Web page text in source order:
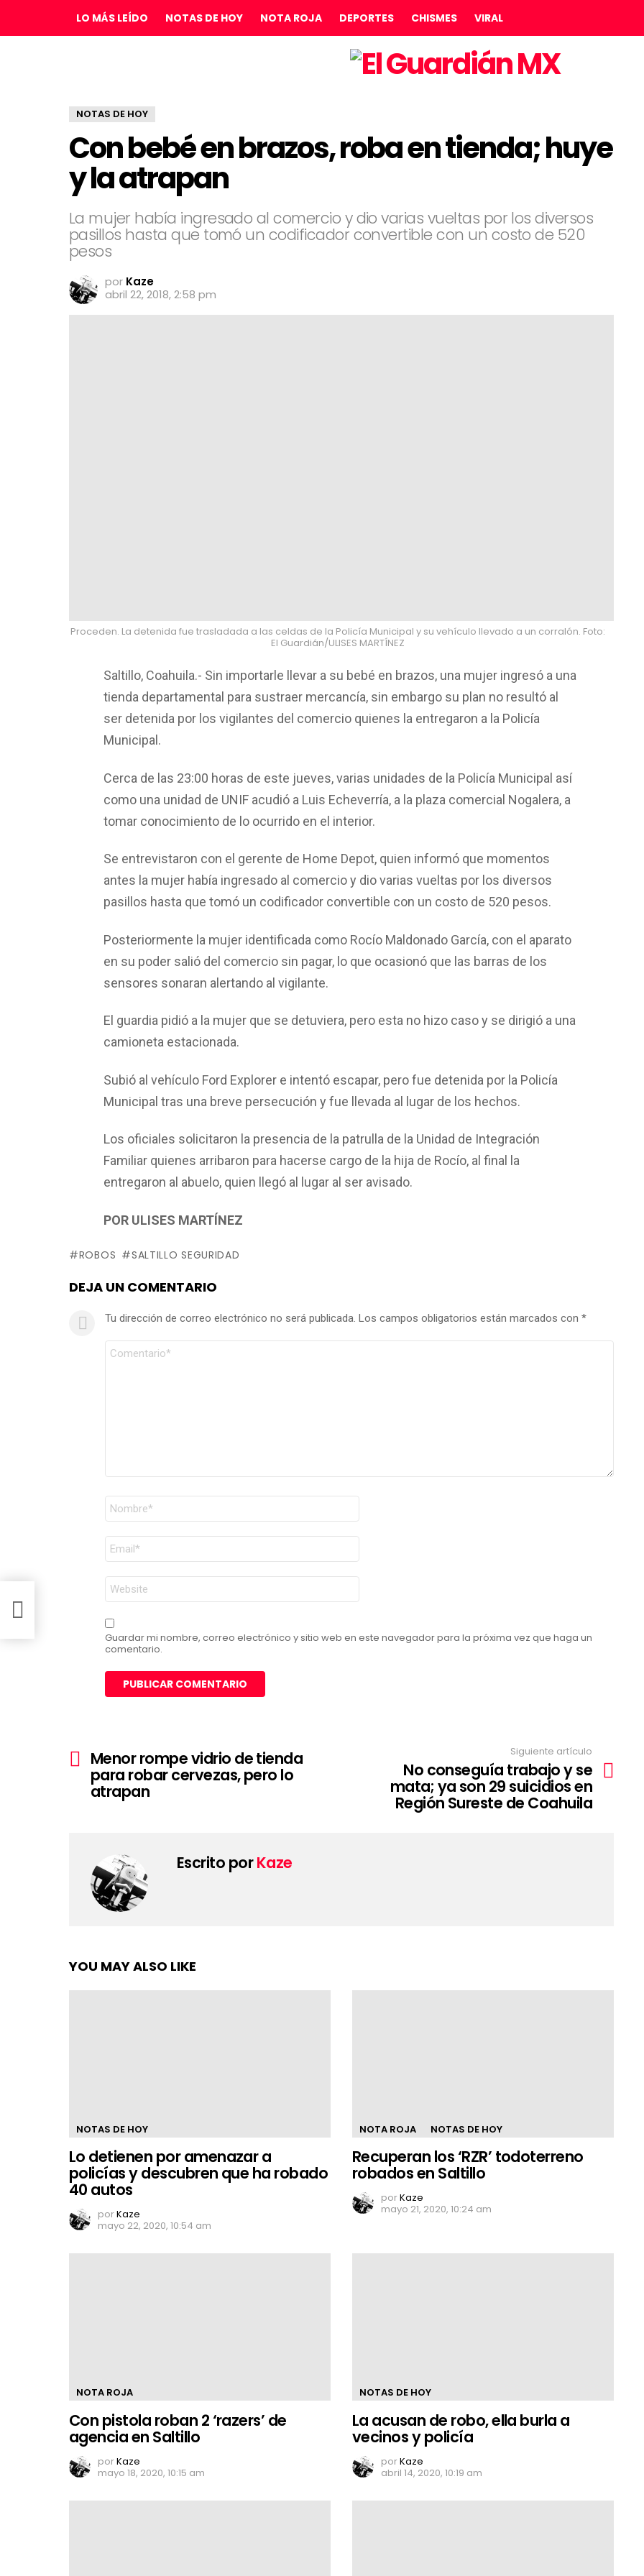
LO MÁS LEÍDO NOTAS DE HOY NOTA ROJA DEPORTES CHISMES VIRAL
NOTAS DE HOY
Con bebé en brazos, roba en tienda; huye
y la atrapan
La mujer había ingresado al comercio y dio varias vueltas por los diversos
pasillos hasta que tomó un codificador convertible con un costo de 520
pesos
por Kaze
abril 22, 2018, 2:58 pm
Proceden. La detenida fue trasladada a las celdas de la Policía Municipal y su vehículo llevado a un corralón. Foto:
El Guardián/ULISES MARTÍNEZ
Saltillo, Coahuila.- Sin importarle llevar a su bebé en brazos, una mujer ingresó a una
tienda departamental para sustraer mercancía, sin embargo su plan no resultó al
ser detenida por los vigilantes del comercio quienes la entregaron a la Policía
Municipal.
Cerca de las 23:00 horas de este jueves, varias unidades de la Policía Municipal así
como una unidad de UNIF acudió a Luis Echeverría, a la plaza comercial Nogalera, a
tomar conocimiento de lo ocurrido en el interior.
Se entrevistaron con el gerente de Home Depot, quien informó que momentos
antes la mujer había ingresado al comercio y dio varias vueltas por los diversos
pasillos hasta que tomó un codificador convertible con un costo de 520 pesos.
Posteriormente la mujer identificada como Rocío Maldonado García, con el aparato
en su poder salió del comercio sin pagar, lo que ocasionó que las barras de los
sensores sonaran alertando al vigilante.
El guardia pidió a la mujer que se detuviera, pero esta no hizo caso y se dirigió a una
camioneta estacionada.
Subió al vehículo Ford Explorer e intentó escapar, pero fue detenida por la Policía
Municipal tras una breve persecución y fue llevada al lugar de los hechos.
Los oficiales solicitaron la presencia de la patrulla de la Unidad de Integración
Familiar quienes arribaron para hacerse cargo de la hija de Rocío, al final la
entregaron al abuelo, quien llegó al lugar al ser avisado.
POR ULISES MARTÍNEZ
ROBOS SALTILLO SEGURIDAD
DEJA UN COMENTARIO
Tu dirección de correo electrónico no será publicada. Los campos obligatorios están marcados con *
Comentario
Nombre
Correo
electrónico
*
Web
Guardar mi nombre, correo electrónico y sitio web en este navegador para la próxima vez que haga un
comentario.
Ver
másMenor rompe vidrio de tienda
para robar cervezas, pero lo
atrapan
Siguiente artículo
No conseguía trabajo y se
mata; ya son 29 suicidios en
Región Sureste de Coahuila
Escrito porKaze
YOU MAY ALSO LIKE
NOTAS DE HOY
Lo detienen por amenazar a
policías y descubren que ha robado
40 autos
porKaze
mayo 22, 2020, 10:54 am
NOTA ROJA NOTAS DE HOY
Recuperan los ‘RZR’ todoterreno
robados en Saltillo
porKaze
mayo 21, 2020, 10:24 am
NOTA ROJA
Con pistola roban 2 ‘razers’ de
agencia en Saltillo
porKaze
mayo 18, 2020, 10:15 am
NOTAS DE HOY
La acusan de robo, ella burla a
vecinos y policía
porKaze
abril 14, 2020, 10:19 am